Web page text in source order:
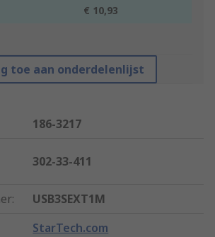
€ 10,93
toe aan onderdelenlijst
186-3217
302-33-411
:
USB3SEXT1M
StarTech.com